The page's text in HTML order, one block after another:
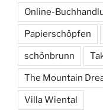
Online-
Papierschöpfen
schönbrunn
The Mountain
Villa Wiental